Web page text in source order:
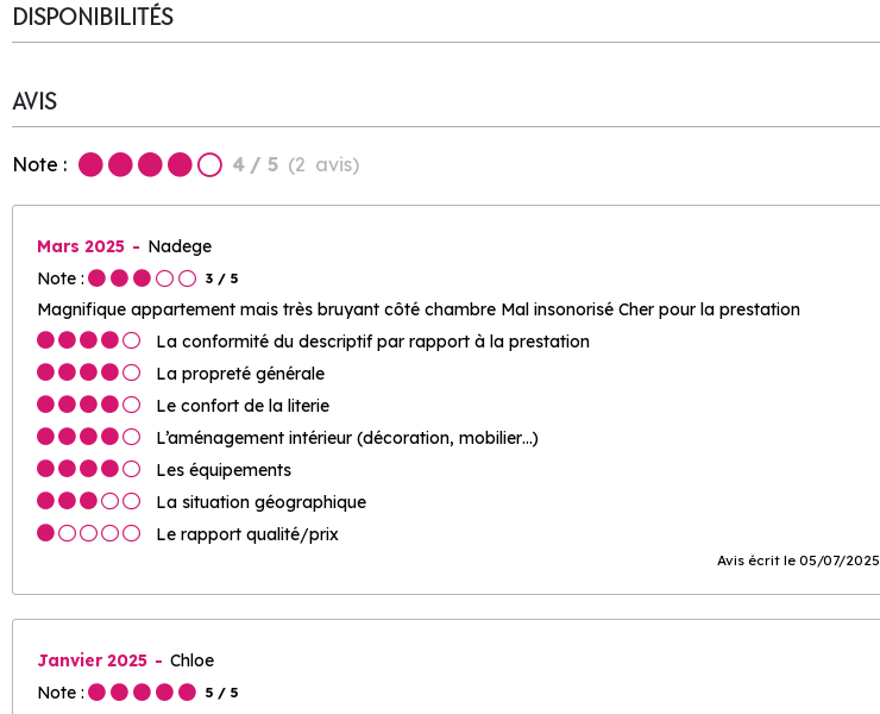
DISPONIBILITÉS
AVIS
Note : 4 / 5 (2 avis)
Mars 2025
Nadege
Note :
3 / 5
Magnifique appartement mais très bruyant côté chambre Mal insonorisé Cher pour la prestation
La conformité du descriptif par rapport à la prestation
La propreté générale
Le confort de la literie
L’aménagement intérieur (décoration, mobilier…)
Les équipements
La situation géographique
Le rapport qualité/prix
Avis écrit le 05/07/2025
Janvier 2025
Chloe
Note :
5 / 5